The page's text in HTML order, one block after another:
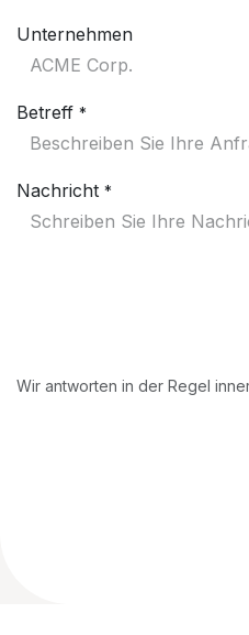
Unternehmen
Betreff *
Nachricht *
Wir antworten in der Regel